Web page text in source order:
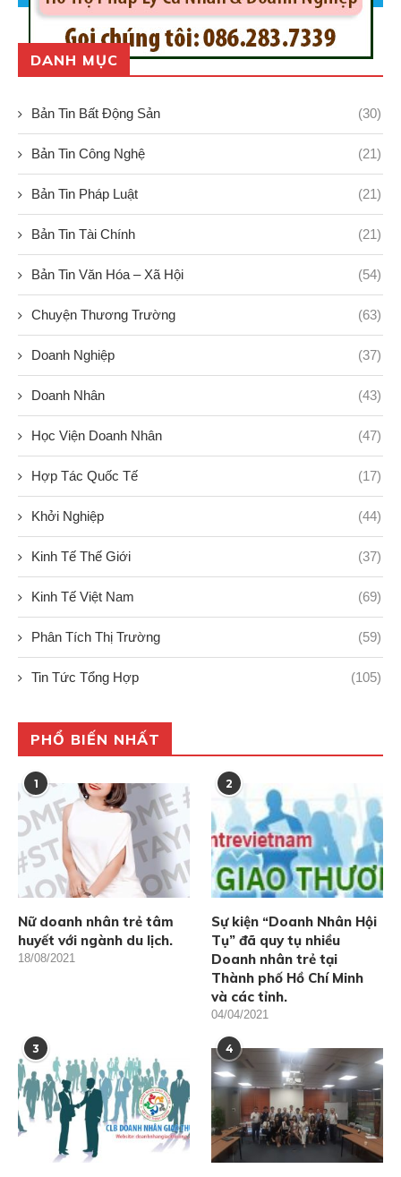
DANH MỤC
Bản Tin Bất Động Sản (30)
Bản Tin Công Nghệ (21)
Bản Tin Pháp Luật (21)
Bản Tin Tài Chính (21)
Bản Tin Văn Hóa – Xã Hội (54)
Chuyện Thương Trường (63)
Doanh Nghiệp (37)
Doanh Nhân (43)
Học Viện Doanh Nhân (47)
Hợp Tác Quốc Tế (17)
Khởi Nghiệp (44)
Kinh Tế Thế Giới (37)
Kinh Tế Việt Nam (69)
Phân Tích Thị Trường (59)
Tin Tức Tổng Hợp (105)
PHỔ BIẾN NHẤT
1
Nữ doanh nhân trẻ tâm
huyết với ngành du lịch.
18/08/2021
2
Sự kiện “Doanh Nhân Hội
Tụ” đã quy tụ nhiều
Doanh nhân trẻ tại
Thành phố Hồ Chí Minh
và các tỉnh.
04/04/2021
3 4